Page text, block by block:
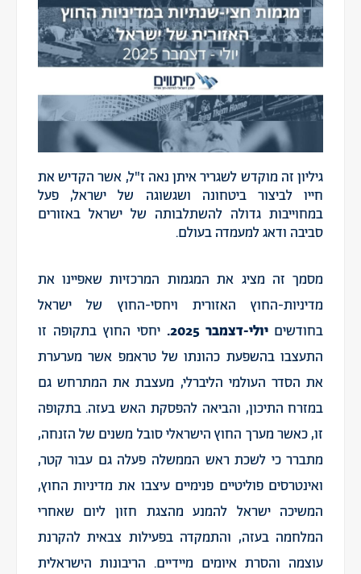
גיליון זה מוקדש לשגריר איתן נאה ז"ל, אשר הקדיש את
חייו לביצור ביטחונה ושגשוגה של ישראל, פעל
במחוייבות גדולה להשתלבותה של ישראל באזורים
סביבה ודאג למעמדה בעולם.
מסמך זה מציג את המגמות המרכזיות שאפיינו את
מדיניות-החוץ האזורית ויחסי-החוץ של ישראל
בחודשים יולי-דצמבר 2025.
יחסי החוץ בתקופה זו
התעצבו בהשפעת כהונתו של טראמפ אשר מערערת
את הסדר העולמי הליברלי, מעצבת את המתרחש גם
במזרח התיכון, והביאה להפסקת האש בעזה. בתקופה
זו, כאשר מערך החוץ הישראלי סובל משנים של הזנחה,
מתברר כי לשכת ראש הממשלה פעלה גם עבור קטר,
ואינטרסים פוליטיים פנימיים עיצבו את מדיניות החוץ,
המשיכה ישראל להמנע מהצגת חזון ליום שאחרי
המלחמה בעזה, והתמקדה בפעילות צבאית להקרנת
עוצמה והסרת איומים מיידיים. הריבונות הישראלית